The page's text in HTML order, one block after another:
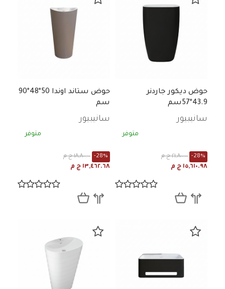
حوض ديكور جاردنر
43.9*57سم
سانيبيور
متوفر
٢١,٨٠٠.٠٠ ج م -28%
١٥,٦١٠.٩٨ ج م
حوض ستاند اوندا 50*48*90
سم
سانيبيور
متوفر
١٨,٨٠٠.٠٠ ج م -28%
١٣,٤٦٢.٦٨ ج م